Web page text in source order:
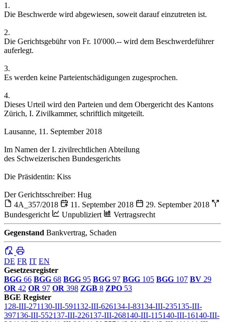
1.
Die Beschwerde wird abgewiesen, soweit darauf einzutreten ist.
2.
Die Gerichtsgebühr von Fr. 10'000.-- wird dem Beschwerdeführer
auferlegt.
3.
Es werden keine Parteientschädigungen zugesprochen.
4.
Dieses Urteil wird den Parteien und dem Obergericht des Kantons
Zürich, I. Zivilkammer, schriftlich mitgeteilt.
Lausanne, 11. September 2018
Im Namen der I. zivilrechtlichen Abteilung
des Schweizerischen Bundesgerichts
Die Präsidentin: Kiss
Der Gerichtsschreiber: Hug
4A_357/2018
11. September 2018
29. September 2018
Bundesgericht
Unpubliziert Vertragsrecht
Gegenstand Bankvertrag, Schaden
DE FR IT EN
Gesetzesregister
BGG 66 BGG 68 BGG 95 BGG 97 BGG 105 BGG 107 BV 29
OR 42 OR 97 OR 398 ZGB 8 ZPO 53
BGE Register
128-III-271130-III-591132-III-626134-I-83134-III-235135-III-
397136-III-552137-III-226137-III-268140-III-115140-III-16140-III-